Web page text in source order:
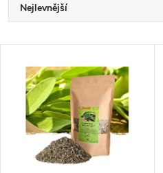
Ř
a
Nejlevnější
Abecedně
V